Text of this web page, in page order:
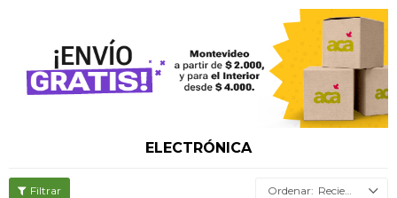
ELECTRÓNICA
Recientes